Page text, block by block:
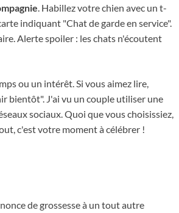
. Habillez votre chien avec un t-
indiquant "Chat de garde en service".
Alerte spoiler : les chats n'écoutent
ou un intérêt. Si vous aimez lire,
bientôt". J'ai vu un couple utiliser une
sociaux. Quoi que vous choisissiez,
c'est votre moment à célébrer !
de grossesse à un tout autre